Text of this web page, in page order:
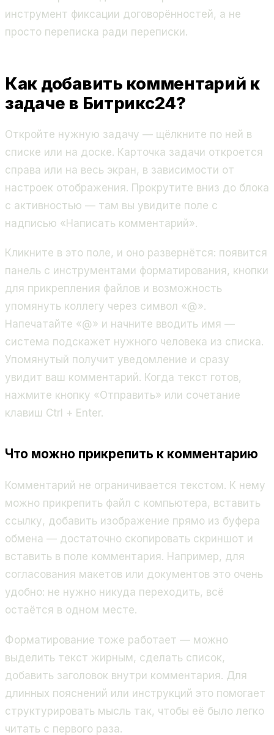
инструмент фиксации договорённостей, а не
просто переписка ради переписки.
Как добавить комментарий к
задаче в Битрикс24?
Откройте нужную задачу — щёлкните по ней в
списке или на доске. Карточка задачи откроется
справа или на весь экран, в зависимости от
настроек отображения. Прокрутите вниз до блока
с активностью — там вы увидите поле с
надписью «Написать комментарий».
Кликните в это поле, и оно развернётся: появится
панель с инструментами форматирования, кнопки
для прикрепления файлов и возможность
упомянуть коллегу через символ «@».
Напечатайте «@» и начните вводить имя —
система подскажет нужного человека из списка.
Упомянутый получит уведомление и сразу
увидит ваш комментарий. Когда текст готов,
нажмите кнопку «Отправить» или сочетание
клавиш Ctrl + Enter.
Что можно прикрепить к комментарию
Комментарий не ограничивается текстом. К нему
можно прикрепить файл с компьютера, вставить
ссылку, добавить изображение прямо из буфера
обмена — достаточно скопировать скриншот и
вставить в поле комментария. Например, для
согласования макетов или документов это очень
удобно: не нужно никуда переходить, всё
остаётся в одном месте.
Форматирование тоже работает — можно
выделить текст жирным, сделать список,
добавить заголовок внутри комментария. Для
длинных пояснений или инструкций это помогает
структурировать мысль так, чтобы её было легко
читать с первого раза.